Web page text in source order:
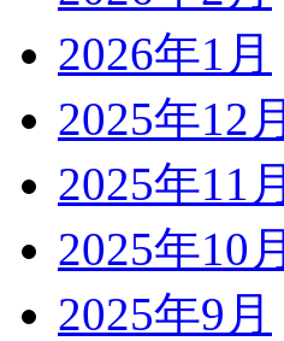
2026年1月
2025年12月
2025年11月
2025年10月
2025年9月